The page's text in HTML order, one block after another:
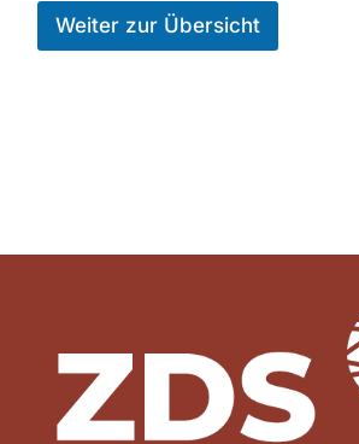
Weiter zur Übersicht